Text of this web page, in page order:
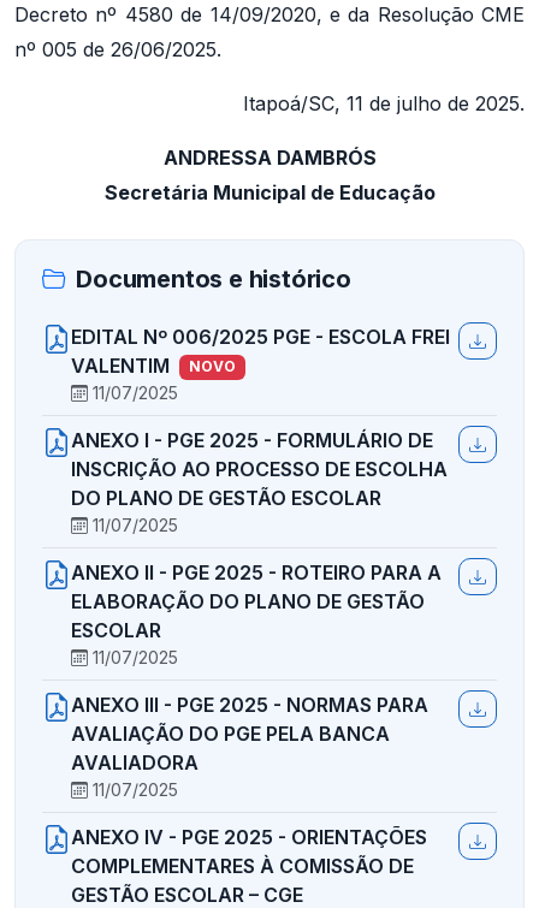
Decreto nº 4580 de 14/09/2020, e da Resolução CME
nº 005 de 26/06/2025.
Itapoá/SC, 11 de julho de 2025.
ANDRESSA DAMBRÓS
Secretária Municipal de Educação
Documentos e histórico
EDITAL Nº 006/2025 PGE - ESCOLA FREI
VALENTIM
NOVO
11/07/2025
ANEXO I - PGE 2025 - FORMULÁRIO DE
INSCRIÇÃO AO PROCESSO DE ESCOLHA
DO PLANO DE GESTÃO ESCOLAR
11/07/2025
ANEXO II - PGE 2025 - ROTEIRO PARA A
ELABORAÇÃO DO PLANO DE GESTÃO
ESCOLAR
11/07/2025
ANEXO III - PGE 2025 - NORMAS PARA
AVALIAÇÃO DO PGE PELA BANCA
AVALIADORA
11/07/2025
ANEXO IV - PGE 2025 - ORIENTAÇÕES
COMPLEMENTARES À COMISSÃO DE
GESTÃO ESCOLAR – CGE